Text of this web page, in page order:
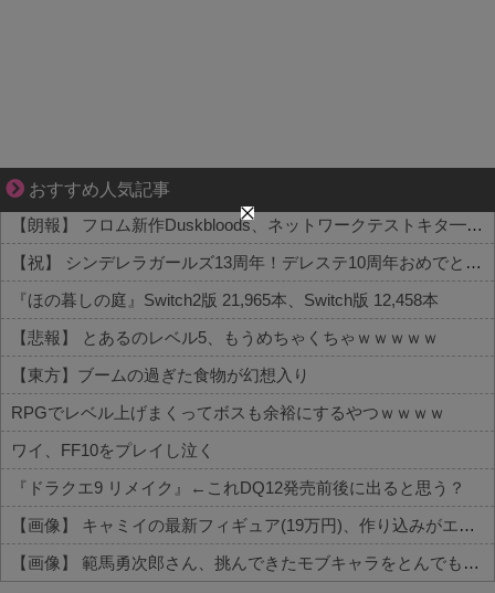
おすすめ人気記事
【マンガ】ぜんぶ私が中心
【朗報】 フロム新作Duskbloods、ネットワークテストキタ━━━━(゜∀゜)━━━━!!
【祝】 シンデレラガールズ13周年！デレステ10周年おめでとう！ガチャ更新SSR八神マキノ・イベントSRイヴ、SR望月聖！
『ほの暮しの庭』Switch2版 21,965本、Switch版 12,458本
【悲報】 とあるのレベル5、もうめちゃくちゃｗｗｗｗｗ
【東方】ブームの過ぎた食物が幻想入り
RPGでレベル上げまくってボスも余裕にするやつｗｗｗｗ
ワイ、FF10をプレイし泣く
『ドラクエ9 リメイク』←これDQ12発売前後に出ると思う？
【画像】 キャミイの最新フィギュア(19万円)、作り込みがエグすぎるｗｗｗｗｗ
【画像】 範馬勇次郎さん、挑んできたモブキャラをとんでもない目に合わせてしまう